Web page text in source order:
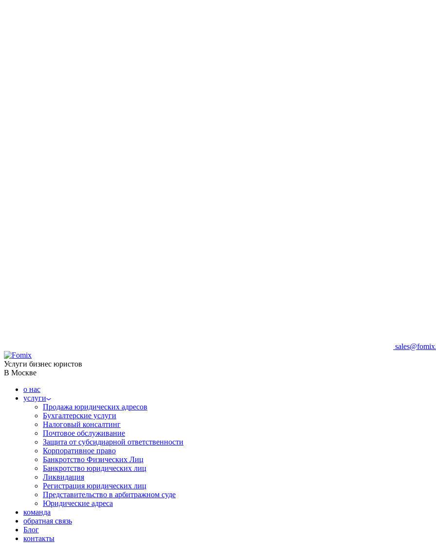
Услуги бизнес юристов
В Москве
о нас
услуги
Продажа юридических адресов
Бухгалтерские услуги
Налоговый консалтинг
Почтовое обслуживание
Защита от субсидиарной ответственности
Корпоративное право
Банкротство Физических Лиц
Банкротство юридических лиц
Ликвидация
Регистрация юридических лиц
Представительство в арбитражном суде
Юридические адреса
команда
обратная связь
Блог
контакты